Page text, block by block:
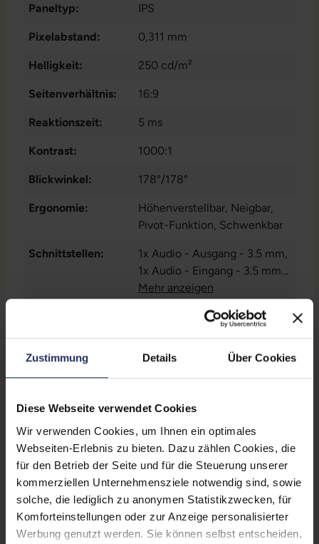
Zustimmung Details Über Cookies
Diese Webseite verwendet Cookies
Wir verwenden Cookies, um Ihnen ein optimales
Webseiten-Erlebnis zu bieten. Dazu zählen Cookies, die
für den Betrieb der Seite und für die Steuerung unserer
kommerziellen Unternehmensziele notwendig sind, sowie
solche, die lediglich zu anonymen Statistikzwecken, für
Komforteinstellungen oder zur Anzeige personalisierter
Werbung genutzt werden. Sie können selbst entscheiden,
Paneltyp: IPS
Pixelabstand: 0,311 mm
Helligkeit: 250 cd/m²
Seitenverhältnis: 16:9
Reaktionszeit: 5 ms
Kontrast: 1000:1
Blickwinkel: 178°/178°
Ergonomie: Höhenverstellbar, Neigbar,
Pivot-Funktion, Schwenkbar
Schnittstellen: 1x Audio - Ausgang - 3.5 mm,
1x Audio - Eingang - 3.5 mm,
1x DisplayPort, 1x HDMI
, 3x USB 3 Typ A
Mehr anzeigen
Touchscreen: Nein
Partnerprogramm: Ja
Stromverbrauch: 39 Watt
GTIN/EAN: 4059595827611
Maße (LxBxH): 275 x 611,3 x 384,9 mm